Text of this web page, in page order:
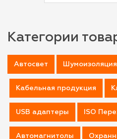
Категории
Автосвет Шумоизоляция
Кабельная продукция
USB адаптеры ISO
Автомагнитолы